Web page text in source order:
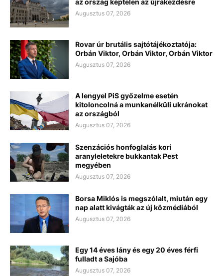
Augusztus 07, 2026
Rovar úr brutális sajtótájékoztatója:
Orbán Viktor, Orbán Viktor, Orbán Viktor
Augusztus 07, 2026
A lengyel PiS győzelme esetén
kitoloncolná a munkanélküli ukránokat
az országból
Augusztus 07, 2026
Szenzációs honfoglalás kori
aranyleletekre bukkantak Pest
megyében
Augusztus 07, 2026
Borsa Miklós is megszólalt, miután egy
nap alatt kivágták az új közmédiából
Augusztus 07, 2026
Egy 14 éves lány és egy 20 éves férfi
fulladt a Sajóba
Augusztus 07, 2026